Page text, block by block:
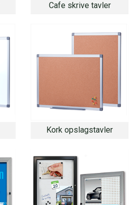
Cafe skrive tavler
Kork opslagstavler